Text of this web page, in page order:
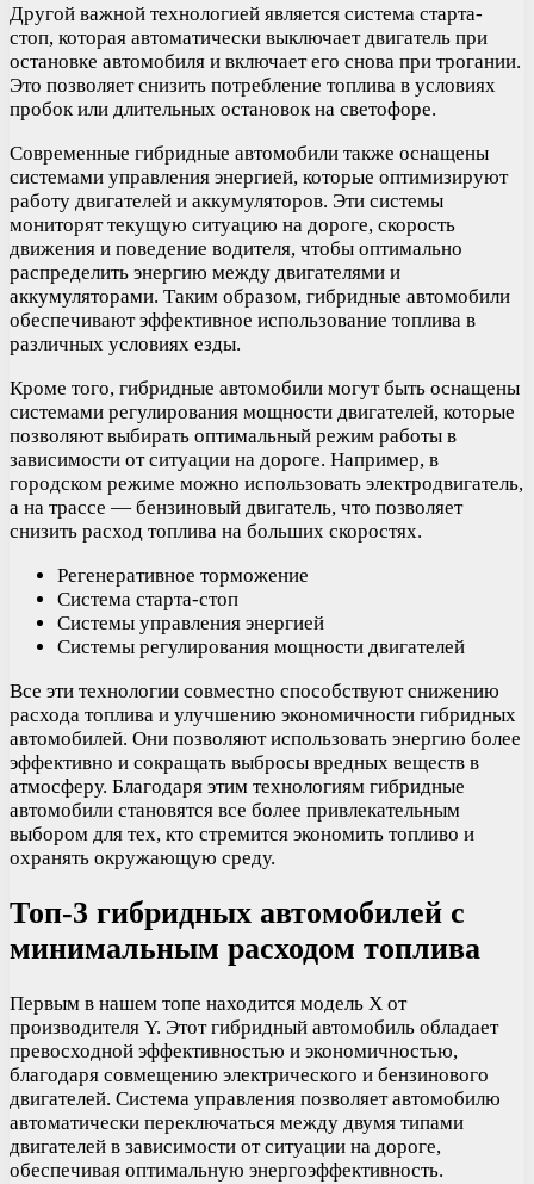
Другой важной технологией является система старта-
стоп, которая автоматически выключает двигатель при
остановке автомобиля и включает его снова при трогании.
Это позволяет снизить потребление топлива в условиях
пробок или длительных остановок на светофоре.
Современные гибридные автомобили также оснащены
системами управления энергией, которые оптимизируют
работу двигателей и аккумуляторов. Эти системы
мониторят текущую ситуацию на дороге, скорость
движения и поведение водителя, чтобы оптимально
распределить энергию между двигателями и
аккумуляторами. Таким образом, гибридные автомобили
обеспечивают эффективное использование топлива в
различных условиях езды.
Кроме того, гибридные автомобили могут быть оснащены
системами регулирования мощности двигателей, которые
позволяют выбирать оптимальный режим работы в
зависимости от ситуации на дороге. Например, в
городском режиме можно использовать электродвигатель,
а на трассе — бензиновый двигатель, что позволяет
снизить расход топлива на больших скоростях.
Регенеративное торможение
Система старта-стоп
Системы управления энергией
Системы регулирования мощности двигателей
Все эти технологии совместно способствуют снижению
расхода топлива и улучшению экономичности гибридных
автомобилей. Они позволяют использовать энергию более
эффективно и сокращать выбросы вредных веществ в
атмосферу. Благодаря этим технологиям гибридные
автомобили становятся все более привлекательным
выбором для тех, кто стремится экономить топливо и
охранять окружающую среду.
Топ-3 гибридных автомобилей с
минимальным расходом топлива
Первым в нашем топе находится модель X от
производителя Y. Этот гибридный автомобиль обладает
превосходной эффективностью и экономичностью,
благодаря совмещению электрического и бензинового
двигателей. Система управления позволяет автомобилю
автоматически переключаться между двумя типами
двигателей в зависимости от ситуации на дороге,
обеспечивая оптимальную энергоэффективность.